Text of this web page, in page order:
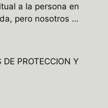
a la persona en
pero nosotros …
DE PROTECCION Y